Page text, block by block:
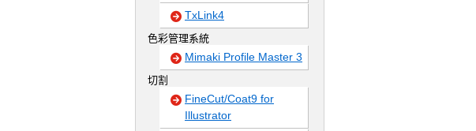
TxLink4
色彩管理系統
Mimaki Profile Master 3
切割
FineCut/Coat9 for
Illustrator